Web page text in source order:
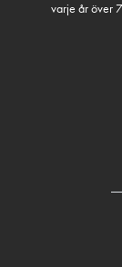
varje år över